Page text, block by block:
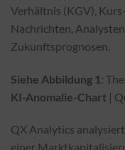
Verhältnis (KGV),
Nachrichten,
Zukunftsprognosen.
Siehe Abbildung 1 :
KI-Anomalie-Chart |
QX Analytics
einer